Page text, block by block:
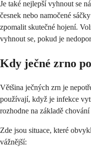
Je také nejlepší vyhnout se
česnek nebo namočené
zpomalit skutečné hojení.
vyhnout se, pokud je
Kdy ječné zrno
Většina ječných zrn je
používají, když je infekce
rozhodne na základě
Zde jsou situace, které
vážnější: